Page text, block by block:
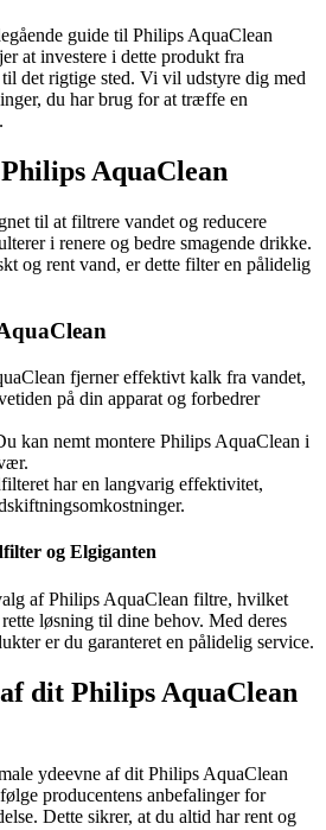
guide til Philips AquaClean
at investere i dette produkt fra
det rigtige sted. Vi vil udstyre dig med
du har brug for at træffe en
AquaClean
til at filtrere vandet og reducere
i renere og bedre smagende drikke.
og rent vand, er dette filter en pålidelig
fjerner effektivt kalk fra vandet,
på din apparat og forbedrer
kan nemt montere Philips AquaClean i
har en langvarig effektivitet,
og Elgiganten
af Philips AquaClean filtre, hvilket
løsning til dine behov. Med deres
er du garanteret en pålidelig service.
dit Philips AquaClean
ydeevne af dit Philips AquaClean
producentens anbefalinger for
Dette sikrer, at du altid har rent og